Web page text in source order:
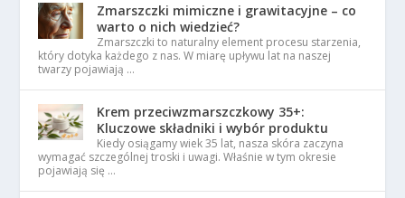
Zmarszczki mimiczne i grawitacyjne – co
warto o nich wiedzieć?
Zmarszczki to naturalny element procesu starzenia,
który dotyka każdego z nas. W miarę upływu lat na naszej
twarzy pojawiają …
Krem przeciwzmarszczkowy 35+:
Kluczowe składniki i wybór produktu
Kiedy osiągamy wiek 35 lat, nasza skóra zaczyna
wymagać szczególnej troski i uwagi. Właśnie w tym okresie
pojawiają się …